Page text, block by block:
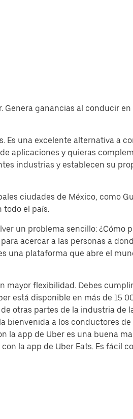
Genera ganancias al conducir
Es una excelente alternativa a
aplicaciones y quieras
industrias y establecen su
ciudades de México, como
todo el país.
un problema sencillo: ¿Cómo
acercar a las personas a
una plataforma que abre el
mayor flexibilidad. Debes
está disponible en más de 15
otras partes de la industria de
bienvenida a los conductores
la app de Uber es una buena
la app de Uber Eats. Es fácil